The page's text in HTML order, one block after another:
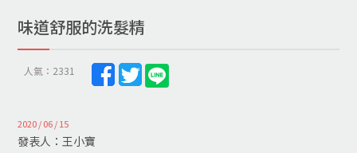
味道舒服的洗髮精
人氣：2331
2020 / 06 / 15
發表人：王小寶